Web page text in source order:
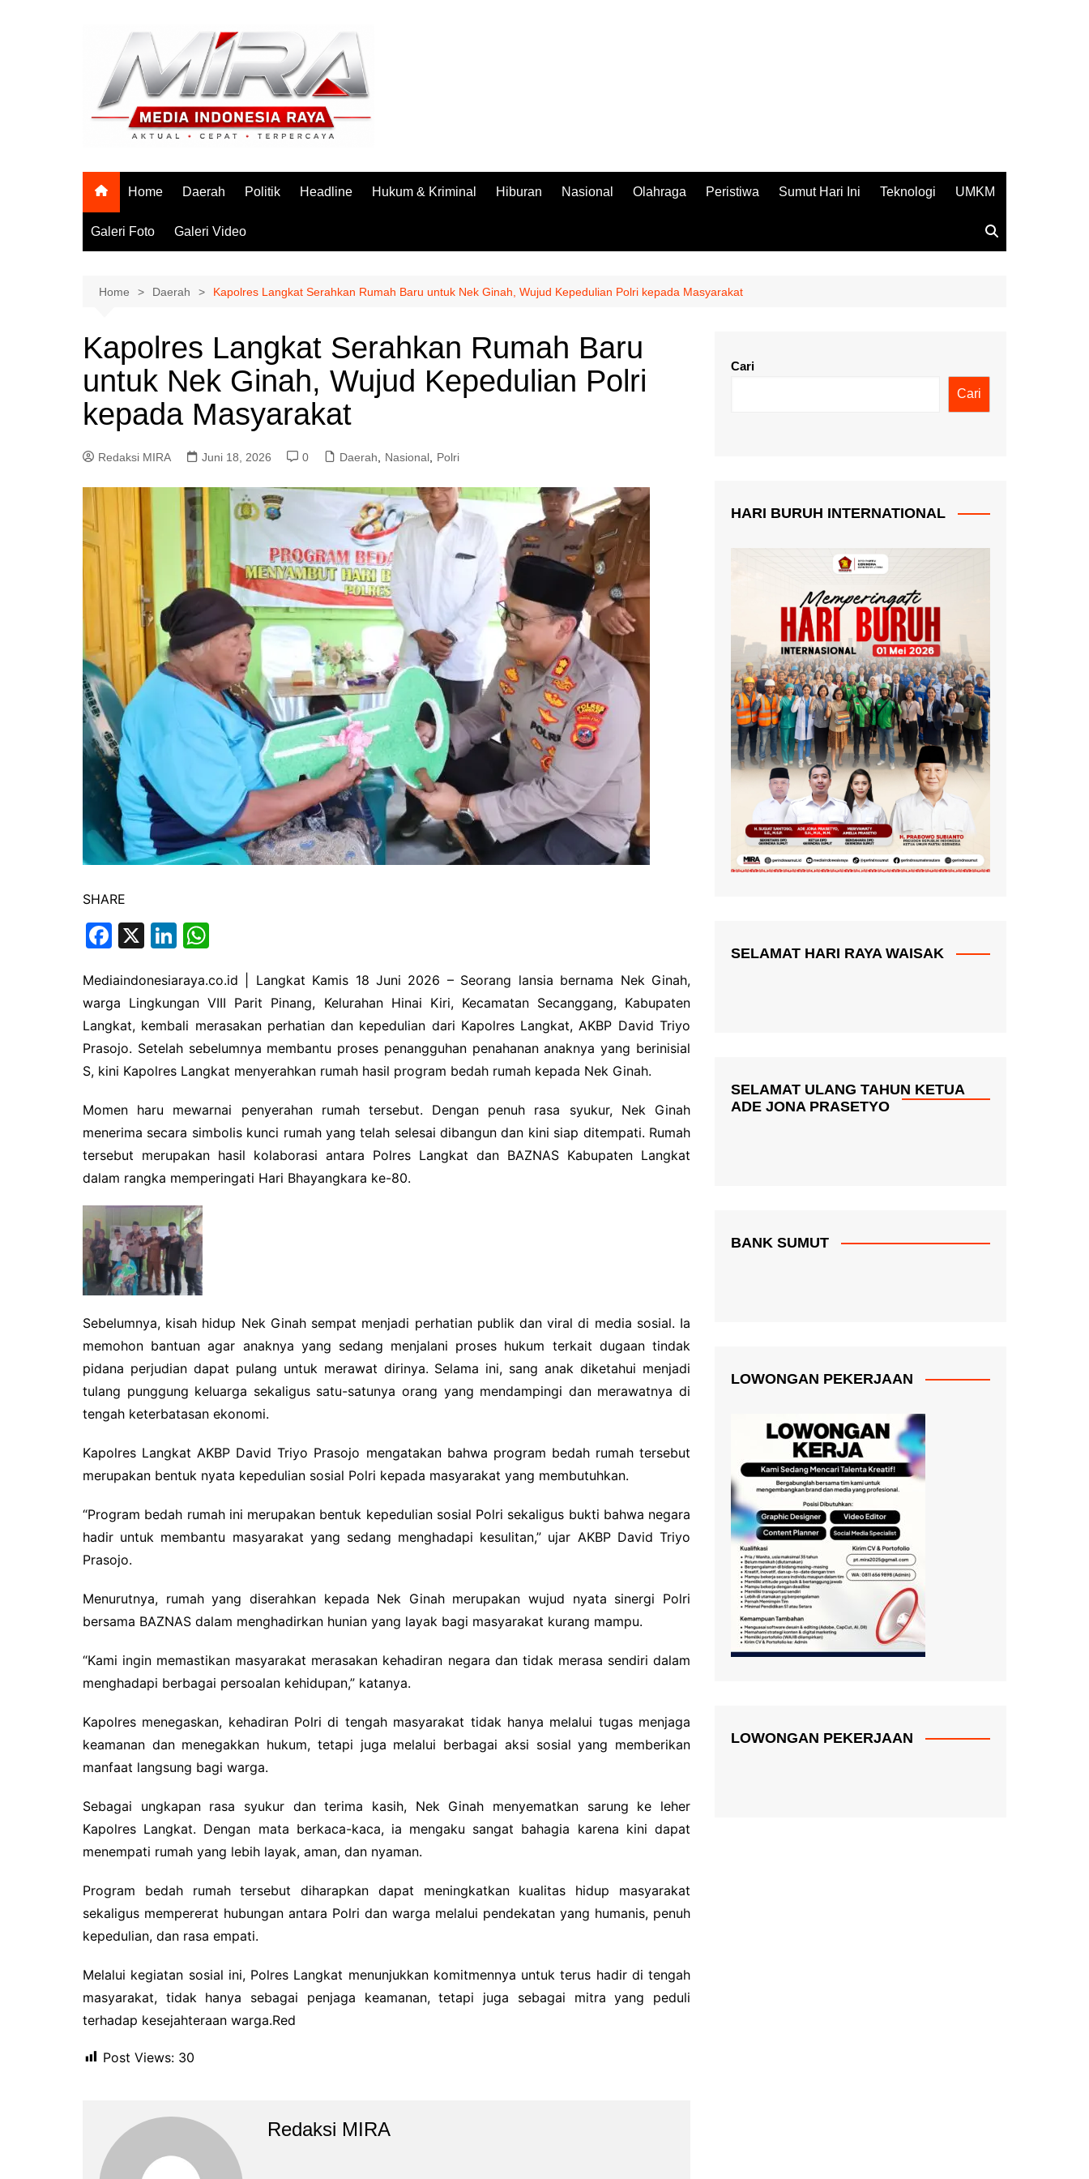
Home Daerah Politik Headline Hukum & Kriminal Hiburan Nasional Olahraga Peristiwa Sumut Hari Ini Teknologi UMKM
Galeri Foto Galeri Video
Home Daerah Kapolres Langkat Serahkan Rumah Baru untuk Nek Ginah, Wujud Kepedulian Polri kepada Masyarakat
Kapolres Langkat Serahkan Rumah Baru
untuk Nek Ginah, Wujud Kepedulian Polri
kepada Masyarakat
Redaksi MIRA Juni 18, 2026 0 Daerah Nasional Polri
SHARE
F
c
e
b
o
k
X
Li
k
e
dI
n
at
s
A
p
Mediaindonesiaraya.co.id | Langkat Kamis 18 Juni 2026 – Seorang lansia bernama Nek Ginah,
warga Lingkungan VIII Parit Pinang, Kelurahan Hinai Kiri, Kecamatan Secanggang, Kabupaten
Langkat, kembali merasakan perhatian dan kepedulian dari Kapolres Langkat, AKBP David Triyo
Prasojo. Setelah sebelumnya membantu proses penangguhan penahanan anaknya yang berinisial
S, kini Kapolres Langkat menyerahkan rumah hasil program bedah rumah kepada Nek Ginah.
Momen haru mewarnai penyerahan rumah tersebut. Dengan penuh rasa syukur, Nek Ginah
menerima secara simbolis kunci rumah yang telah selesai dibangun dan kini siap ditempati. Rumah
tersebut merupakan hasil kolaborasi antara Polres Langkat dan BAZNAS Kabupaten Langkat
dalam rangka memperingati Hari Bhayangkara ke-80.
Sebelumnya, kisah hidup Nek Ginah sempat menjadi perhatian publik dan viral di media sosial. Ia
memohon bantuan agar anaknya yang sedang menjalani proses hukum terkait dugaan tindak
pidana perjudian dapat pulang untuk merawat dirinya. Selama ini, sang anak diketahui menjadi
tulang punggung keluarga sekaligus satu-satunya orang yang mendampingi dan merawatnya di
tengah keterbatasan ekonomi.
Kapolres Langkat AKBP David Triyo Prasojo mengatakan bahwa program bedah rumah tersebut
merupakan bentuk nyata kepedulian sosial Polri kepada masyarakat yang membutuhkan.
“Program bedah rumah ini merupakan bentuk kepedulian sosial Polri sekaligus bukti bahwa negara
hadir untuk membantu masyarakat yang sedang menghadapi kesulitan,” ujar AKBP David Triyo
Prasojo.
Menurutnya, rumah yang diserahkan kepada Nek Ginah merupakan wujud nyata sinergi Polri
bersama BAZNAS dalam menghadirkan hunian yang layak bagi masyarakat kurang mampu.
“Kami ingin memastikan masyarakat merasakan kehadiran negara dan tidak merasa sendiri dalam
menghadapi berbagai persoalan kehidupan,” katanya.
Kapolres menegaskan, kehadiran Polri di tengah masyarakat tidak hanya melalui tugas menjaga
keamanan dan menegakkan hukum, tetapi juga melalui berbagai aksi sosial yang memberikan
manfaat langsung bagi warga.
Sebagai ungkapan rasa syukur dan terima kasih, Nek Ginah menyematkan sarung ke leher
Kapolres Langkat. Dengan mata berkaca-kaca, ia mengaku sangat bahagia karena kini dapat
menempati rumah yang lebih layak, aman, dan nyaman.
Program bedah rumah tersebut diharapkan dapat meningkatkan kualitas hidup masyarakat
sekaligus mempererat hubungan antara Polri dan warga melalui pendekatan yang humanis, penuh
kepedulian, dan rasa empati.
Melalui kegiatan sosial ini, Polres Langkat menunjukkan komitmennya untuk terus hadir di tengah
masyarakat, tidak hanya sebagai penjaga keamanan, tetapi juga sebagai mitra yang peduli
terhadap kesejahteraan warga.Red
Post Views: 30
Redaksi MIRA
Cari
Cari
HARI BURUH INTERNATIONAL
SELAMAT HARI RAYA WAISAK
SELAMAT ULANG TAHUN KETUA
ADE JONA PRASETYO
BANK SUMUT
LOWONGAN PEKERJAAN
LOWONGAN PEKERJAAN